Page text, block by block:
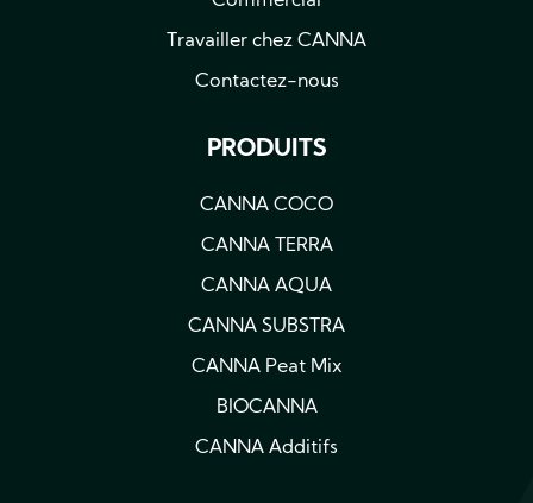
Travailler chez CANNA
Contactez-nous
PRODUITS
CANNA COCO
CANNA TERRA
CANNA AQUA
CANNA SUBSTRA
CANNA Peat Mix
BIOCANNA
CANNA Additifs